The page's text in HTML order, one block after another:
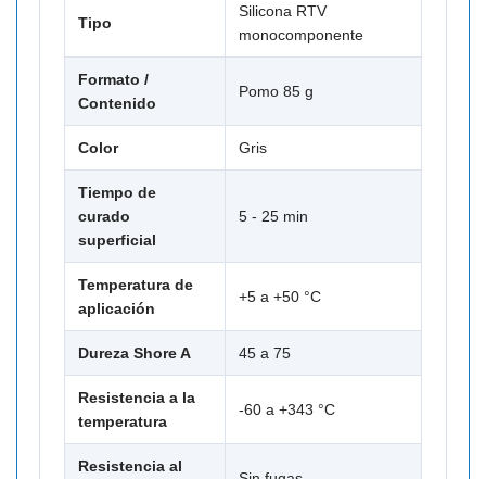
Tipo
Silicona RTV
monocomponente
Formato /
Contenido
Pomo 85 g
Color Gris
Tiempo de
curado
superficial
5 - 25 min
Temperatura de
aplicación
+5 a +50 °C
Dureza Shore A 45 a 75
Resistencia a la
temperatura
-60 a +343 °C
Resistencia al